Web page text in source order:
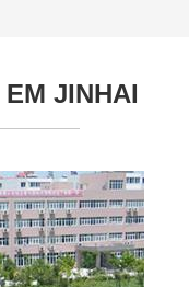
JINHAI